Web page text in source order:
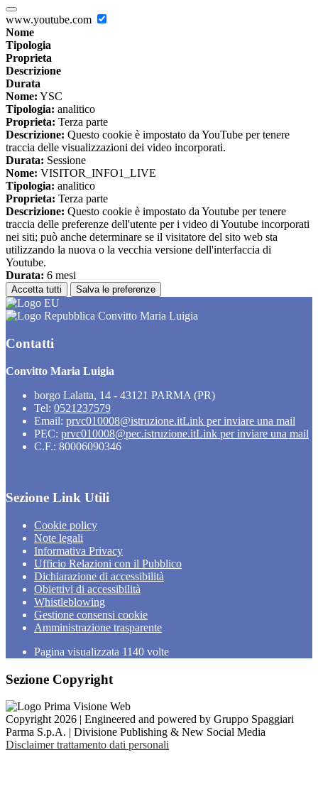
www.youtube.com
Nome
Tipologia
Proprieta
Descrizione
Durata
Nome: YSC
Tipologia: analitico
Proprieta: Terza parte
Descrizione: Questo cookie è impostato da YouTube per tenere
traccia delle visualizzazioni dei video incorporati.
Durata: Sessione
Nome: VISITOR_INFO1_LIVE
Tipologia: analitico
Proprieta: Terza parte
Descrizione: Questo cookie è impostato da Youtube per tenere
traccia delle preferenze dell'utente per i video di Youtube incorporati
nei siti; può anche determinare se il visitatore del sito web sta
utilizzando la nuova o la vecchia versione dell'interfaccia di
Youtube.
Durata: 6 mesi
Accetta tutti Salva le preferenze
Convitto Maria Luigia
Contatti
Convitto Maria Luigia
borgo Lalatta, 14 - 43121 PARMA (PR)
Tel: 0521237579
Email: prvc010008@istruzione.itLink per inviare una mail
PEC: prvc010008@pec.istruzione.itLink per inviare una mail
C.F.: 80006090346
Sezione Link Utili
Cookie policy
Note legali
Informativa Privacy
Ufficio Relazioni con il Pubblico
Dichiarazione di accessibilità
Obiettivi di accessibilità
Whistleblowing
Gestione consensi cookie
Amministrazione trasparente
Pagina visualizzata 1140 volte
Sezione Copyright
Copyright 2026 | Engineered and powered by Gruppo Spaggiari
Parma S.p.A. | Divisione Publishing & New Social Media
Disclaimer trattamento dati personali